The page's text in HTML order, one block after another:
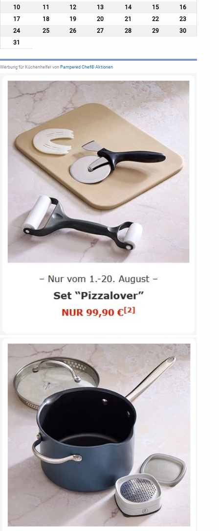
10
11 12 13 14 15
16
17
18 19 20 21 22
23
24
25 26 27 28 29
30
31
Werbung für Küchenhelfer von Pampered Chef® Aktionen